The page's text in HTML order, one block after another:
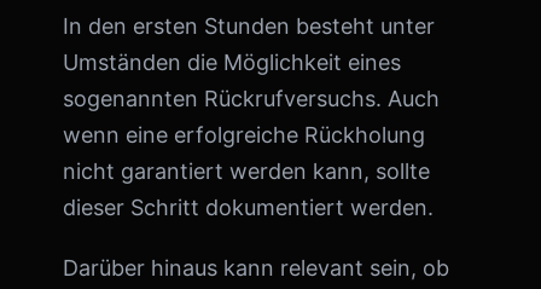
In den ersten Stunden besteht unter
Umständen die Möglichkeit eines
sogenannten Rückrufversuchs. Auch
wenn eine erfolgreiche Rückholung
nicht garantiert werden kann, sollte
dieser Schritt dokumentiert werden.
Darüber hinaus kann relevant sein, ob